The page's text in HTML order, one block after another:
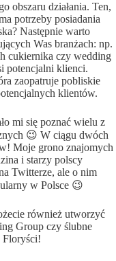
obszaru działania. Ten,
potrzeby posiadania
Następnie warto
Was branżach: np.
cukiernika czy wedding
potencjalni klienci.
zaopatruje pobliskie
klientów.
mi się poznać wielu z
😉 W ciągu dwóch
Moje grono znajomych
i starzy polscy
Twitterze, ale o nim
w Polsce 😉
również utworzyć
Group czy ślubne
Floryści!